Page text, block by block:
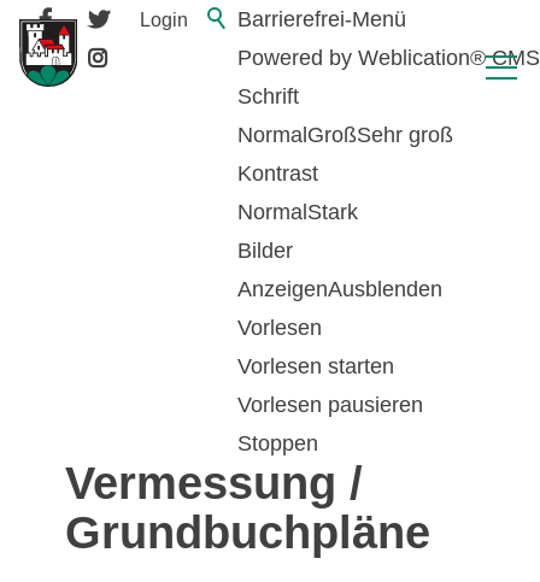
Barrierefrei-Menü
Powered by Weblication® CMS
Schrift
Normal GroßSehr groß
Kontrast
Normal Stark
Bilder
AnzeigenAusblenden
Vorlesen
Vorlesen starten
Vorlesen pausieren
Stoppen
Login
Amtliche
Vermessung /
Grundbuchpläne